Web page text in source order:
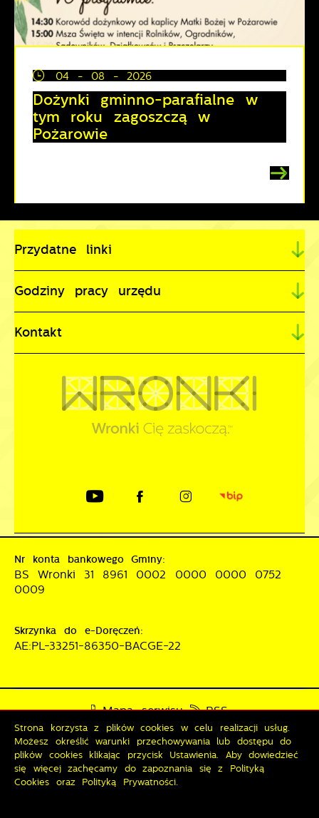
04 - 08 - 2026
Dożynki gminno-parafialne w
tym roku zagoszczą w
Pożarowie
Przydatne linki
Godziny pracy urzędu
Kontakt
Nr konta bankowego Gminy:
BS Wronki 31 8961 0002 0000 0000 0752
0009
Skrzynka do e-Doręczeń:
AE:PL-33251-86350-BACGE-22
Mapa serwisu
RSS
Deklaracja dostępności
Polityka prywatności
Sygnalista
Strona korzysta z plików cookies w celu realizacji usług.
Możesz określić warunki przechowywania lub dostępu do
plików cookies klikając przycisk Ustawienia. Aby dowiedzieć
się więcej zachęcamy do zapoznania się z Polityką
Cookies oraz Polityką Prywatności.